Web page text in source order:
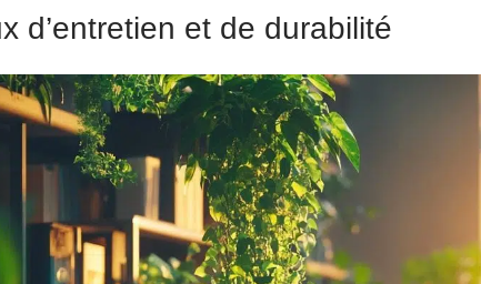
d’entretien et de durabilité